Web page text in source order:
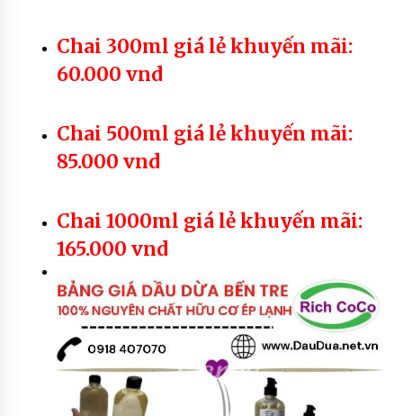
Chai 300ml giá lẻ khuyến mãi:
60.000 vnd
Chai 500ml giá lẻ khuyến mãi:
85.000 vnd
Chai 1000ml giá lẻ khuyến mãi:
165.000 vnd